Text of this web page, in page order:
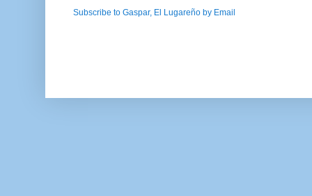
Subscribe to Gaspar, El Lugareño by Email